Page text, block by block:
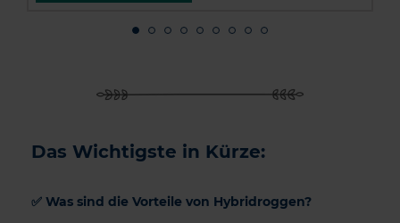
Das Wichtigste in Kürze:
✅ Was sind die Vorteile von Hybridroggen?